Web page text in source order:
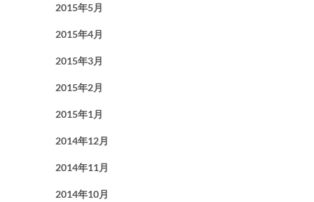
2015年5月
2015年4月
2015年3月
2015年2月
2015年1月
2014年12月
2014年11月
2014年10月